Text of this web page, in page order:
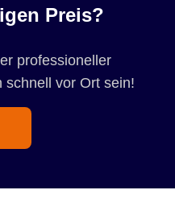
Preis?
professioneller
schnell vor Ort sein!